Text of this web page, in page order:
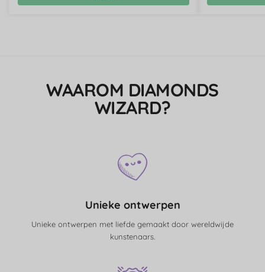
WAAROM DIAMONDS
WIZARD?
Unieke ontwerpen
Unieke ontwerpen met liefde gemaakt door wereldwijde
kunstenaars.